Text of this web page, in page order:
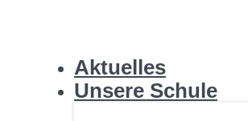
Aktuelles
Unsere Schule